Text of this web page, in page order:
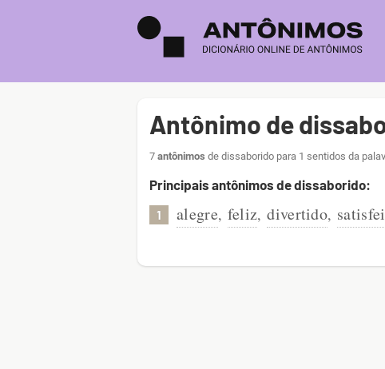
Antônimo de
7 antônimos de dissaborido para 1 sentidos da
Principais antônimos de dissaborido:
1 alegre, feliz, divertido,